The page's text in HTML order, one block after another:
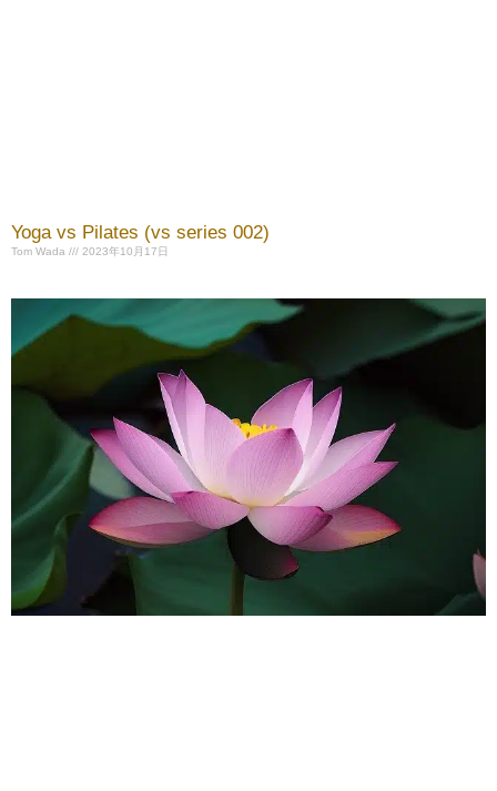
Yoga vs Pilates (vs series 002)
Tom Wada 2023年10月17日